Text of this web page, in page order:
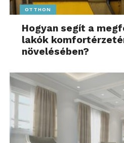
OTTHON
Hogyan segít a
lakók
növelésében?